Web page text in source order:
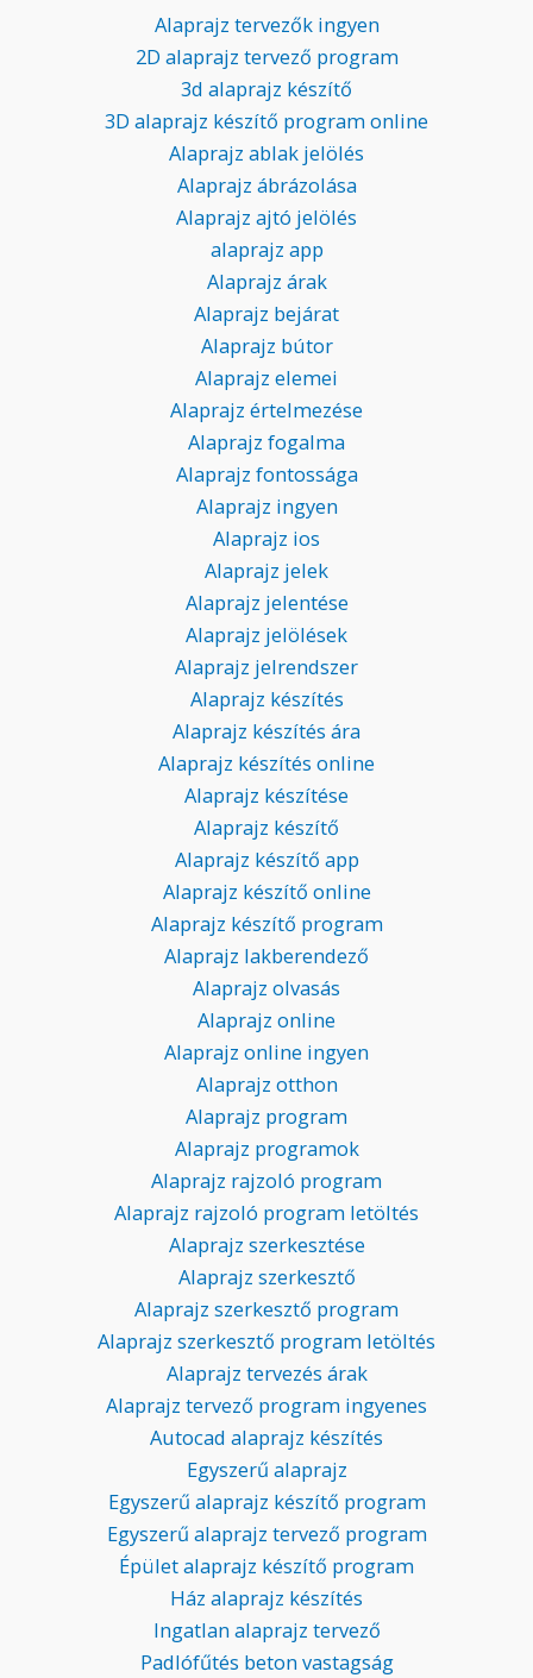
Alaprajz tervezők ingyen
2D alaprajz tervező program
3d alaprajz készítő
3D alaprajz készítő program online
Alaprajz ablak jelölés
Alaprajz ábrázolása
Alaprajz ajtó jelölés
alaprajz app
Alaprajz árak
Alaprajz bejárat
Alaprajz bútor
Alaprajz elemei
Alaprajz értelmezése
Alaprajz fogalma
Alaprajz fontossága
Alaprajz ingyen
Alaprajz ios
Alaprajz jelek
Alaprajz jelentése
Alaprajz jelölések
Alaprajz jelrendszer
Alaprajz készítés
Alaprajz készítés ára
Alaprajz készítés online
Alaprajz készítése
Alaprajz készítő
Alaprajz készítő app
Alaprajz készítő online
Alaprajz készítő program
Alaprajz lakberendező
Alaprajz olvasás
Alaprajz online
Alaprajz online ingyen
Alaprajz otthon
Alaprajz program
Alaprajz programok
Alaprajz rajzoló program
Alaprajz rajzoló program letöltés
Alaprajz szerkesztése
Alaprajz szerkesztő
Alaprajz szerkesztő program
Alaprajz szerkesztő program letöltés
Alaprajz tervezés árak
Alaprajz tervező program ingyenes
Autocad alaprajz készítés
Egyszerű alaprajz
Egyszerű alaprajz készítő program
Egyszerű alaprajz tervező program
Épület alaprajz készítő program
Ház alaprajz készítés
Ingatlan alaprajz tervező
Padlófűtés beton vastagság